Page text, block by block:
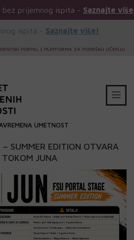
ispita -Saznajte više!
ispita - Saznajte više!
PORTAL | PLATFORMA ZA PODRŠKU UČENJU
UMETNOST
– SUMMER EDITION OTVARA
JUNA